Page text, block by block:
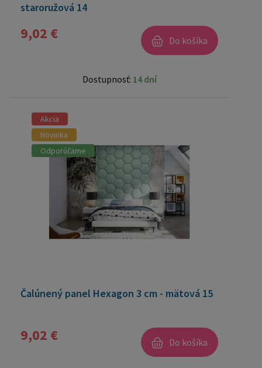
staroružová 14
9,02 € Do košíka
Dostupnosť: 14 dní
Akcia
Novinka
Odporúčame
Čalúnený panel Hexagon 3 cm - mätová 15
9,02 € Do košíka